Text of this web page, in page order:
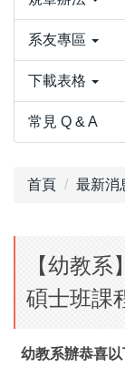
系友專區
下載表格
常見 Q & A
首頁 最新消
【幼教
碩士班課
幼教系辦恭喜